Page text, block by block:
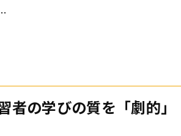
の学びの質を「劇的」